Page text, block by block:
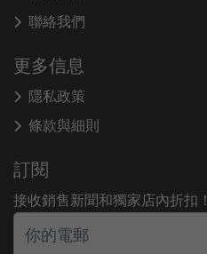
聯絡我們
更多信息
隱私政策
條款與細則
訂閱
接收銷售新聞和獨家店內折扣！